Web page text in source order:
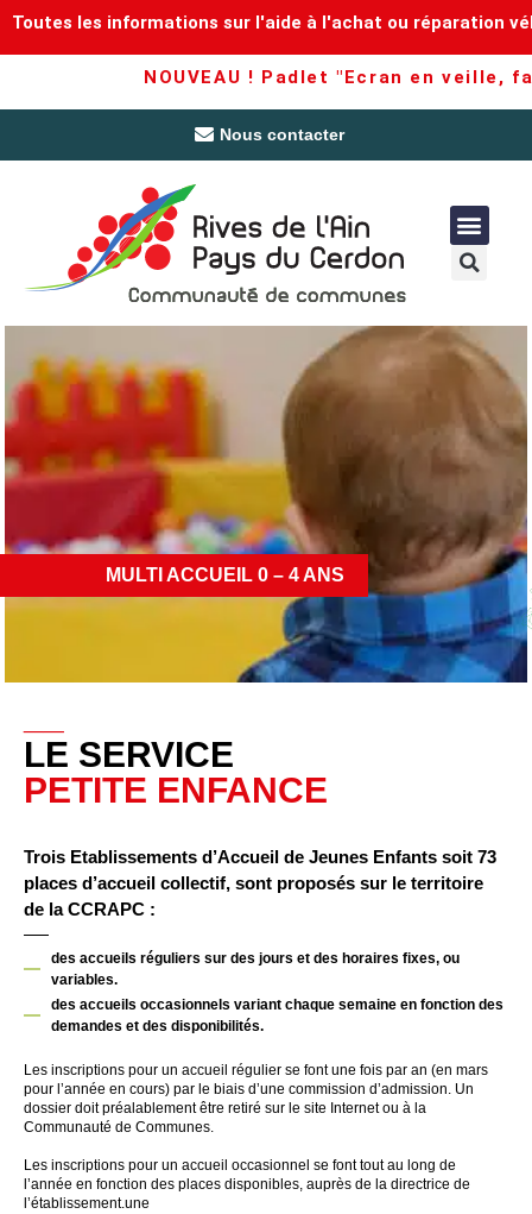
Toutes les informations sur l'aide à l'achat ou réparation
NOUVEAU ! Padlet "Ecran en veille,
Nous contacter
MULTI ACCUEIL 0 – 4 ANS
LE SERVICE
PETITE ENFANCE
Trois Etablissements d’Accueil de Jeunes Enfants soit 73
places d’accueil collectif, sont proposés sur le territoire
de la CCRAPC :
des accueils réguliers sur des jours et des horaires fixes, ou
variables.
des accueils occasionnels variant chaque semaine en fonction des
demandes et des disponibilités.
Les inscriptions pour un accueil régulier se font une fois par an (en mars
pour l’année en cours) par le biais d’une commission d’admission. Un
dossier doit préalablement être retiré sur le site Internet ou à la
Communauté de Communes.
Les inscriptions pour un accueil occasionnel se font tout au long de
l’année en fonction des places disponibles, auprès de la directrice de
l’établissement.une